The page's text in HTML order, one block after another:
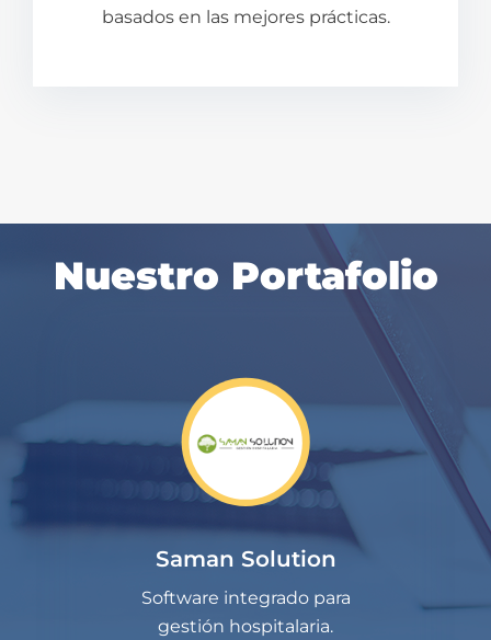
basados en las mejores prácticas.
Nuestro Portafolio
Saman Solution
Software integrado para
gestión hospitalaria.